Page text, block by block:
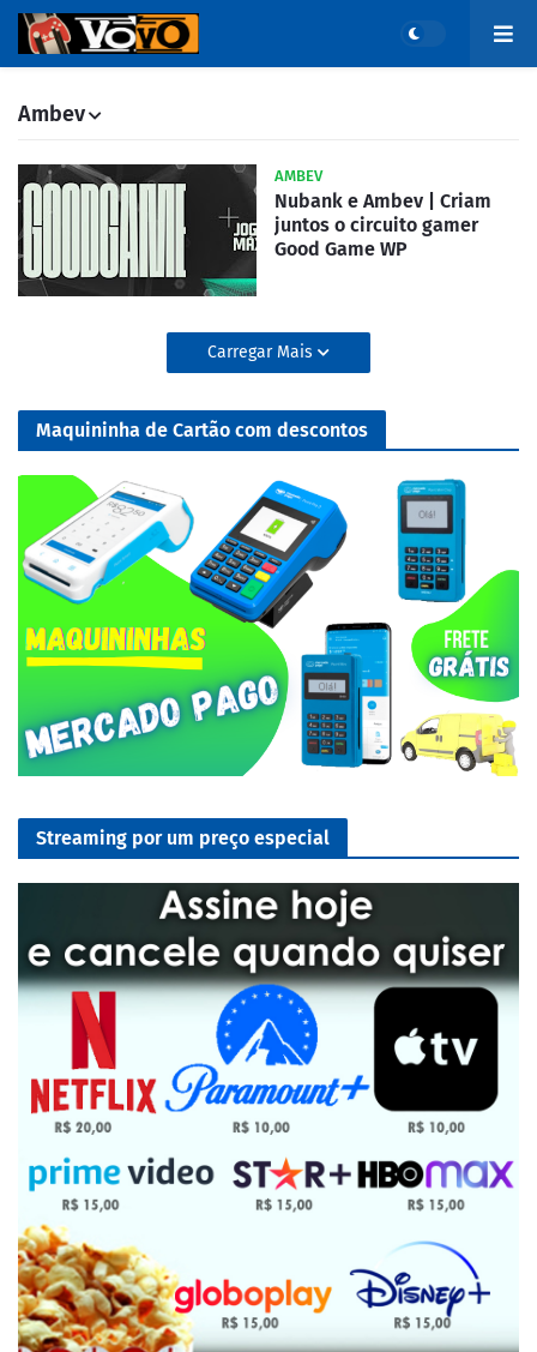
Ambev
AMBEV
Nubank e Ambev | Criam
juntos o circuito gamer
Good Game WP
Carregar Mais
Maquininha de Cartão com descontos
Streaming por um preço especial